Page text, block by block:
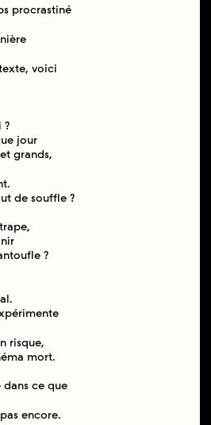
procrastiné
voici
?
jour
grands,
de souffle ?
?
risque,
mort.
dans ce que
encore.